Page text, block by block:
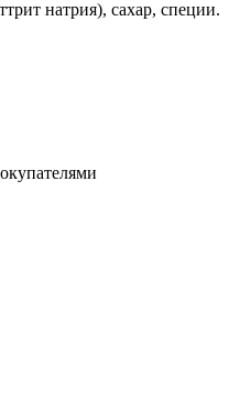
натрия), сахар, специи.